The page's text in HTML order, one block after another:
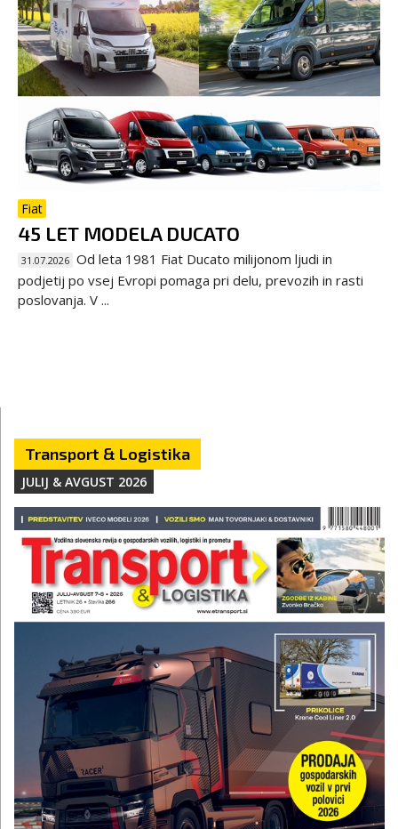
Fiat
45 LET MODELA DUCATO
31.07.2026 Od leta 1981 Fiat Ducato milijonom ljudi in
podjetij po vsej Evropi pomaga pri delu, prevozih in rasti
poslovanja. V ...
Transport & Logistika
JULIJ & AVGUST 2026